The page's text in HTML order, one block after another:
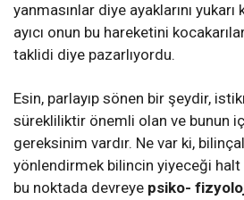
yanmasınlar diye ayaklarını yukarı
ayıcı onun bu hareketini
taklidi diye pazarlıyordu.
Esin, parlayıp sönen bir şeydir,
sürekliliktir önemli olan ve bunun
gereksinim vardır. Ne var ki,
yönlendirmek bilincin yiyeceği
bu noktada devreye psiko-